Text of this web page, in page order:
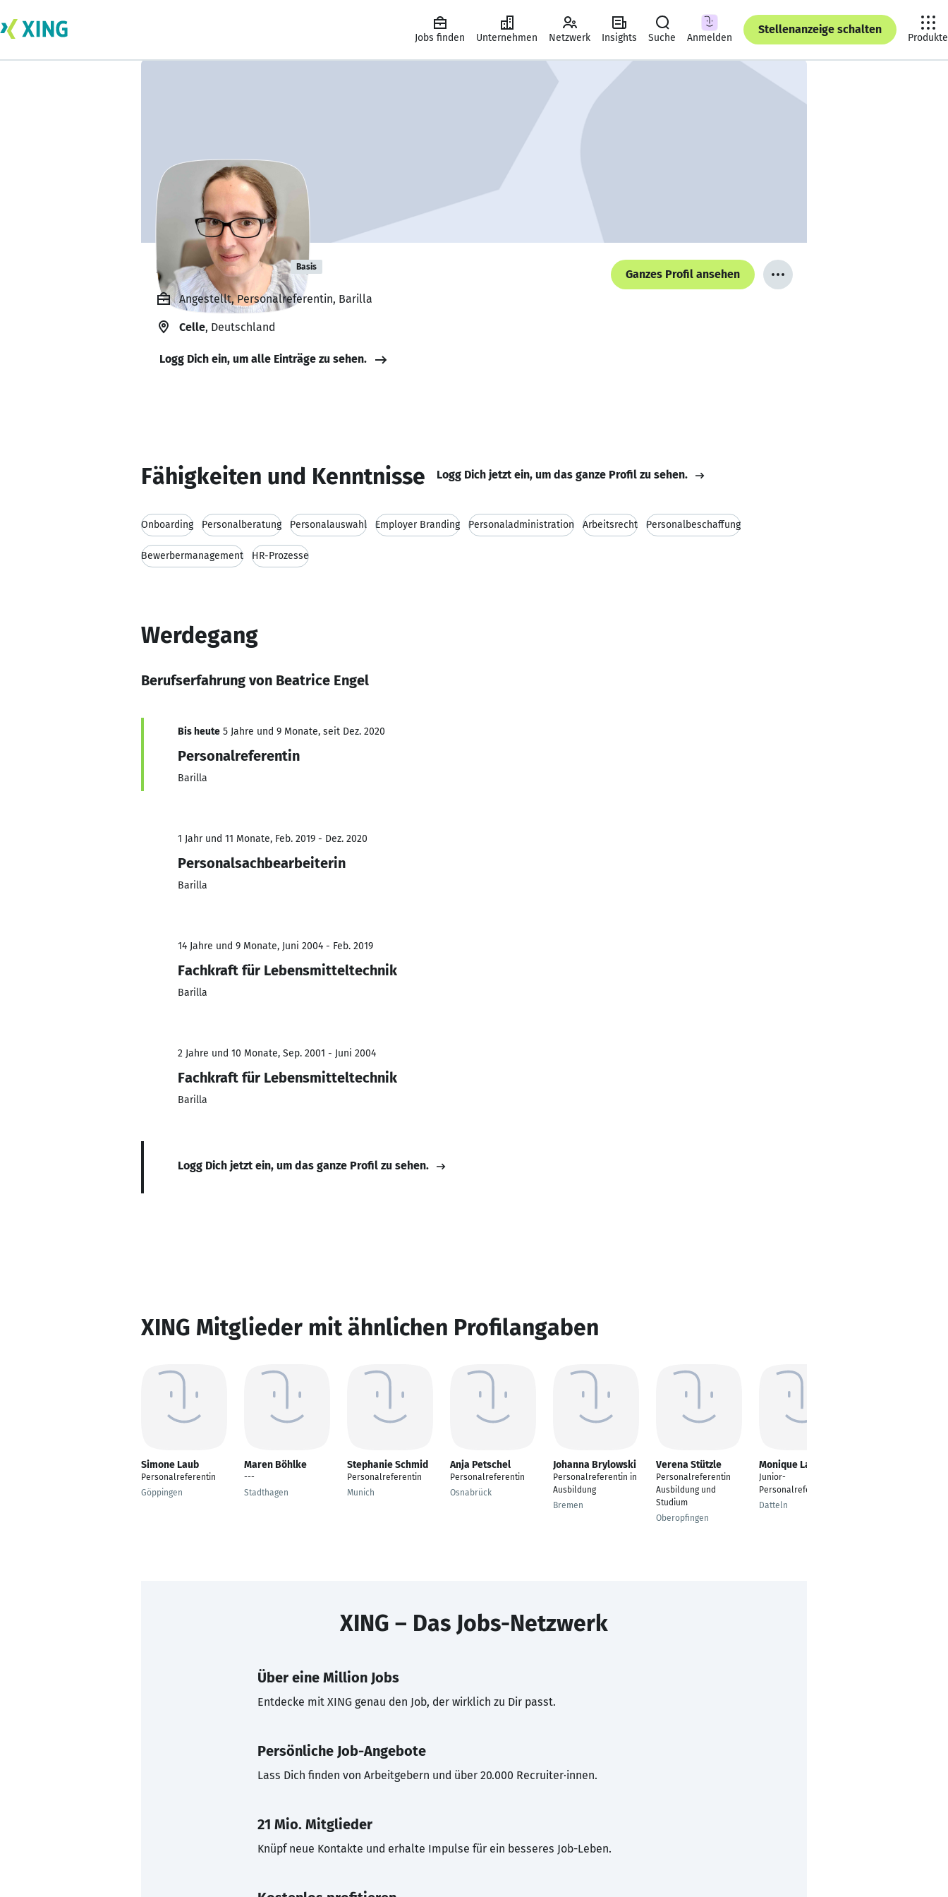
Jobs finden Unternehmen Netzwerk Insights Suche Anmelden
Stellenanzeige schalten
Produkte
Beatrice Engel Basis
Ganzes Profil ansehen
Angestellt, Personalreferentin, Barilla
Celle, Deutschland
Logg Dich ein, um alle Einträge zu sehen.
Fähigkeiten und Kenntnisse Logg Dich jetzt ein, um das ganze Profil zu sehen.
Onboarding Personalberatung Personalauswahl Employer Branding Personaladministration Arbeitsrecht Personalbeschaffung
Bewerbermanagement HR-Prozesse
Werdegang
Berufserfahrung von Beatrice Engel
Bis heute 5 Jahre und 9 Monate, seit Dez. 2020
Personalreferentin
Barilla
1 Jahr und 11 Monate, Feb. 2019 - Dez. 2020
Personalsachbearbeiterin
Barilla
14 Jahre und 9 Monate, Juni 2004 - Feb. 2019
Fachkraft für Lebensmitteltechnik
Barilla
2 Jahre und 10 Monate, Sep. 2001 - Juni 2004
Fachkraft für Lebensmitteltechnik
Barilla
Logg Dich jetzt ein, um das ganze Profil zu sehen.
XING Mitglieder mit ähnlichen Profilangaben
Simone Laub
Personalreferentin
Göppingen
Maren Böhlke
---
Stadthagen
Stephanie Schmid
Personalreferentin
Munich
Anja Petschel
Personalreferentin
Osnabrück
Johanna Brylowski
Personalreferentin in
Ausbildung
Bremen
Verena Stützle
Personalreferentin
Ausbildung und
Studium
Oberopfingen
Monique Lange
Junior-
Personalreferentin
Datteln
XING – Das Jobs-Netzwerk
Über eine Million Jobs
Entdecke mit XING genau den Job, der wirklich zu Dir passt.
Persönliche Job-Angebote
Lass Dich finden von Arbeitgebern und über 20.000 Recruiter·innen.
21 Mio. Mitglieder
Knüpf neue Kontakte und erhalte Impulse für ein besseres Job-Leben.